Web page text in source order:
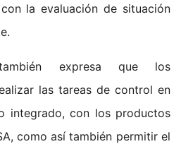
la evaluación de situación
expresa que los
las tareas de control en
integrado, con los productos
como así también permitir el